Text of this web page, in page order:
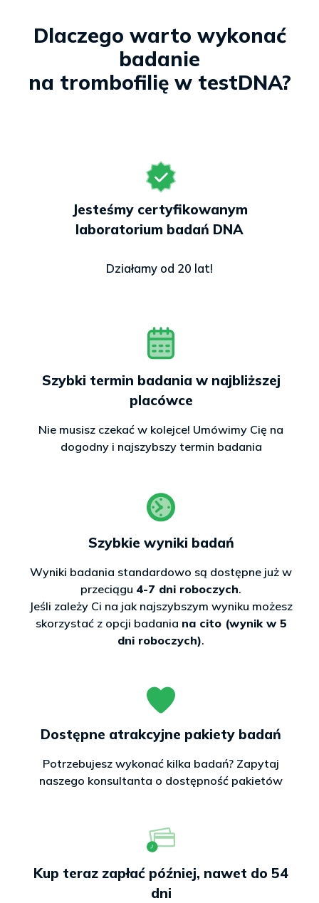
Dlaczego warto wykonać
badanie
na trombofilię w testDNA?
Jesteśmy certyfikowanym
laboratorium badań DNA
Działamy od 20 lat!
Szybki termin badania w najbliższej
placówce
Nie musisz czekać w kolejce! Umówimy Cię na
dogodny i najszybszy termin badania
Szybkie wyniki badań
Wyniki badania standardowo są dostępne już w
przeciągu 4-7 dni roboczych.
Jeśli zależy Ci na jak najszybszym wyniku możesz
skorzystać z opcji badania na cito (wynik w 5
dni roboczych).
Dostępne atrakcyjne pakiety badań
Potrzebujesz wykonać kilka badań? Zapytaj
naszego konsultanta o dostępność pakietów
Kup teraz zapłać później, nawet do 54
dni